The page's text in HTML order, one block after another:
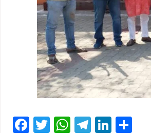
Facebook
Twitter
WhatsApp